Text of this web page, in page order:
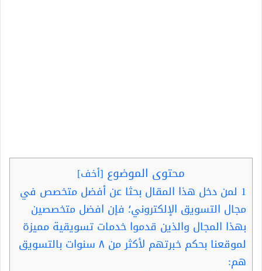
محتوى الموضوع [أخف]
1 لمن دخل هذا المقال بحثا عن أفضل متخصص في
مجال التسويق الإلكتروني؛ فإن افضل متخصصين
بهذا المجال والذين قدموا خدمات تسويقية مميزة
لموقعنا بحكم خبرتهم لأكثر من ٨ سنوات بالتسويق
هم: